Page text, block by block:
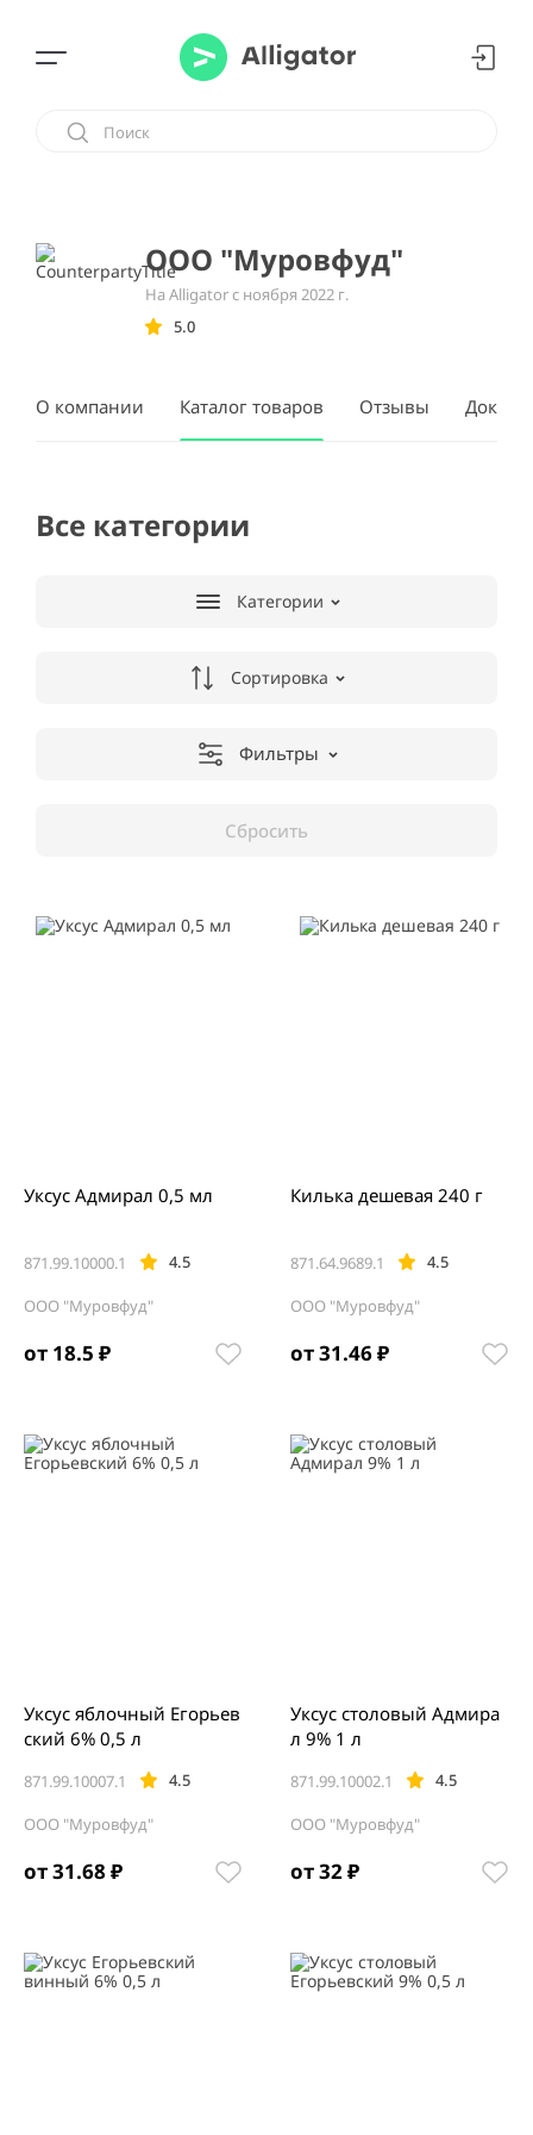
ООО "Муровфуд"
На Alligator с ноября 2022 г.
5.0
О компании Каталог товаров Отзывы
Все категории
Категории
Сортировка
Фильтры
Сбросить
от 18.5 ₽
871.99.10000.1 4.5
Уксус Адмирал 0,5 мл
ООО "Муровфуд"
от 31.46 ₽
871.64.9689.1 4.5
Килька дешевая 240 г
ООО "Муровфуд"
от 31.68 ₽
871.99.10007.1 4.5
Уксус яблочный Егорьев
ский 6% 0,5 л
ООО "Муровфуд"
от 32 ₽
871.99.10002.1 4.5
Уксус столовый Адмира
л 9% 1 л
ООО "Муровфуд"